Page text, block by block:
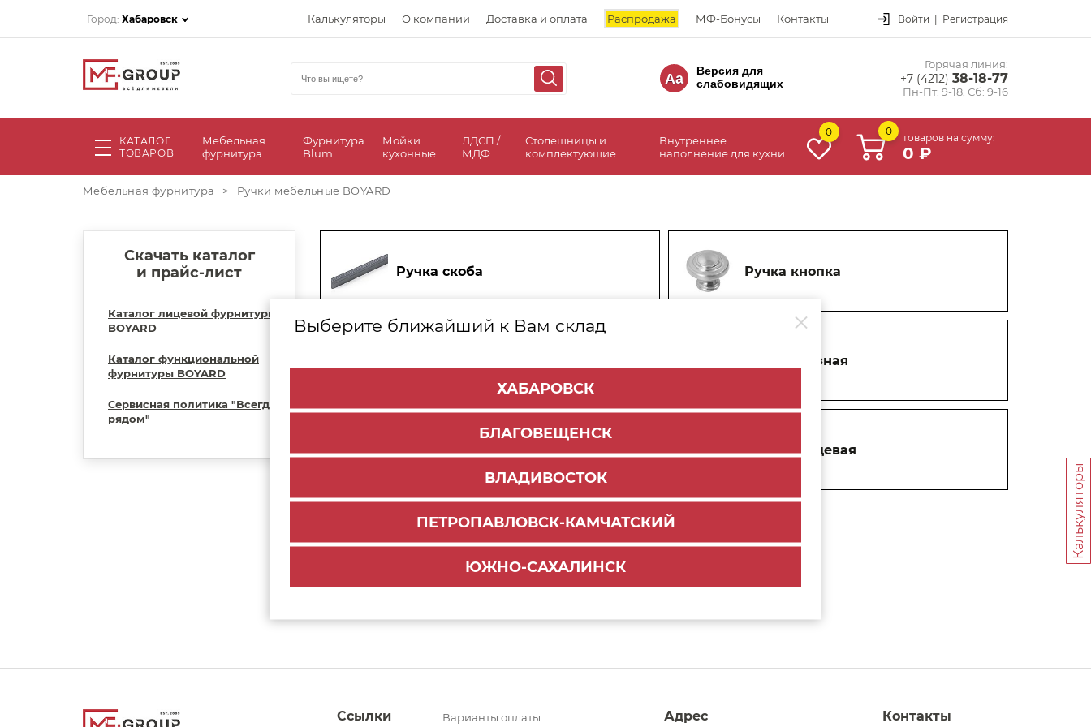
Город: Хабаровск Калькуляторы О компании Доставка и оплата Распродажа МФ-Бонусы Контакты Войти | Регистрация
Aa
Версия для
слабовидящих
Горячая линия:
+7 (4212) 38-18-77
Пн-Пт: 9-18, Сб: 9-16
КАТАЛОГ
ТОВАРОВ
Мебельная
фурнитура
Фурнитура
Blum
Мойки
кухонные
ЛДСП /
МДФ
Столешницы и
комплектующие
Внутреннее
наполнение для кухни
0 0
товаров на сумму:
0 ₽
Выберите ближайший к Вам склад
ХАБАРОВСК
БЛАГОВЕЩЕНСК
ВЛАДИВОСТОК
ПЕТРОПАВЛОВСК-КАМЧАТСКИЙ
ЮЖНО-САХАЛИНСК
Мебельная фурнитура > Ручки мебельные BOYARD
Скачать каталог
и прайс-лист
Каталог лицевой фурнитуры
BOYARD
Каталог функциональной
фурнитуры BOYARD
Сервисная политика "Всегда
рядом"
Pучка скоба Ручка кнопка
Ручка врезная
Ручка профиль Ручка торцевая
Ручки CUSTOMIZE Калькуляторы
Ссылки Варианты оплаты Адрес Контакты